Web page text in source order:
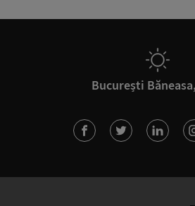
București